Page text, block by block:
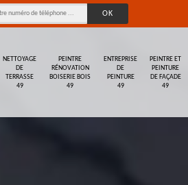
NETTOYAGE
DE
TERRASSE
49
PEINTRE
RÉNOVATION
BOISERIE BOIS
49
ENTREPRISE
DE
PEINTURE
49
PEINTRE ET
PEINTURE
DE FAÇADE
49